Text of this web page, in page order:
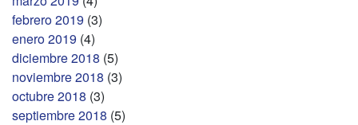
febrero 2019 (3)
enero 2019 (4)
diciembre 2018 (5)
noviembre 2018 (3)
octubre 2018 (3)
septiembre 2018 (5)